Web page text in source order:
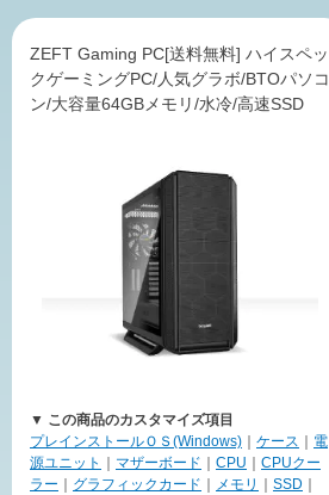
ZEFT Gaming PC[送料無料] ハイスペッ
クゲーミングPC/人気グラボ/BTOパソコ
ン/大容量64GBメモリ/水冷/高速SSD
▼ この商品のカスタマイズ項目
プレインストールＯＳ(Windows)
ケース
電
源ユニット
マザーボード CPU
CPUクー
ラー
グラフィックカード メモリ SSD